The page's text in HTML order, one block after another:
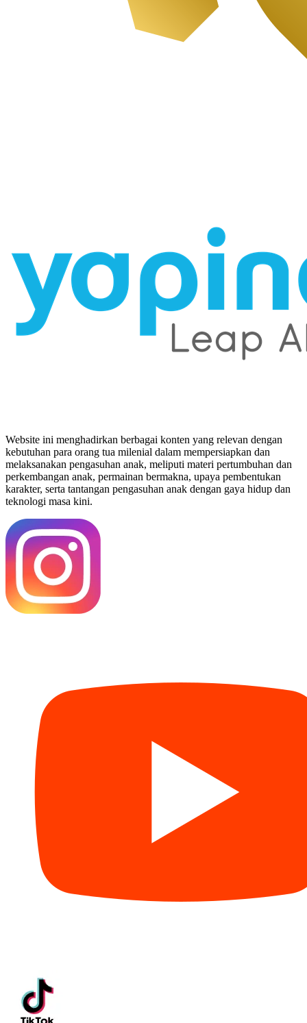
Website ini menghadirkan berbagai konten yang relevan dengan
kebutuhan para orang tua milenial dalam mempersiapkan dan
melaksanakan pengasuhan anak, meliputi materi pertumbuhan dan
perkembangan anak, permainan bermakna, upaya pembentukan
karakter, serta tantangan pengasuhan anak dengan gaya hidup dan
teknologi masa kini.